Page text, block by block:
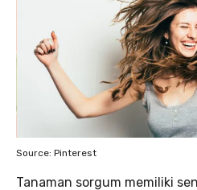
Source: Pinterest
Tanaman sorgum memiliki